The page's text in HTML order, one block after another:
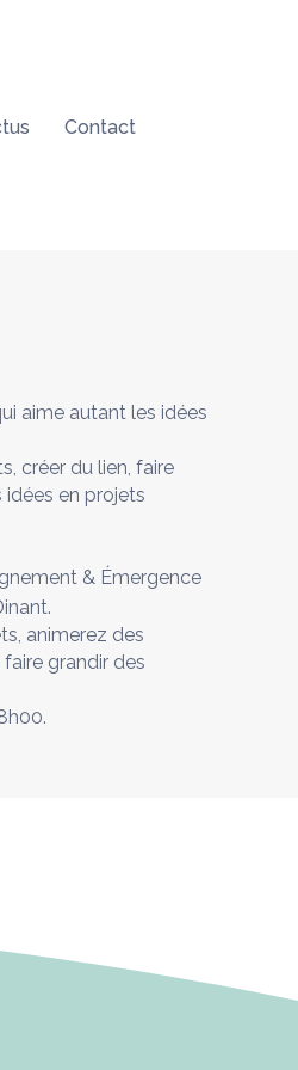
Contact
aime autant les idées
créer du lien, faire
en projets
& Émergence
animerez des
grandir des